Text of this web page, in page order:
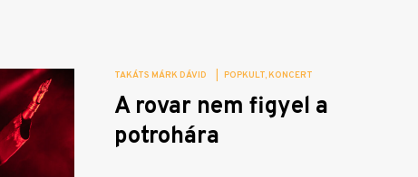
TAKÁTS MÁRK DÁVID POPKULT KONCERT
A rovar nem figyel a
potrohára